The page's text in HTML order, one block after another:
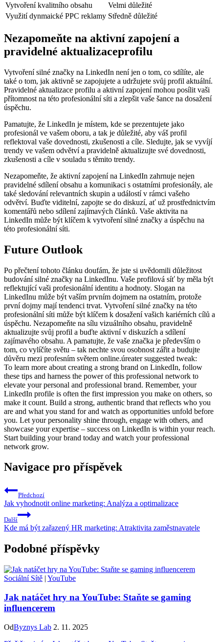
Vytvoření kvalitního obsahu
Velmi důležité
Využití dynmaické PPC reklamy Středně důležité
Nezapomeňte na aktivní zapojení a
pravidelné aktualizaceprofilu
Vytvoření silné značky na LinkedIn není jen o tom, co sdílíte, ale
také o tom, jak aktivně se zapojujete a udržujete svůj profil aktuální.
Pravidelné aktualizace profilu a aktivní zapojení mohou posílit vaši
přítomnost na této profesionální síti a zlepšit vaše šance na dosažení
úspěchu.
Pamatujte, že LinkedIn je místem, kde se prezentujete jako
profesionál ve vašem oboru, a tak je důležité, aby váš profil
reflektoval vaše dovednosti, zkušenosti a cíle. Sledujte, jak se vyvíjí
trendy ve vašem odvětví a pravidelně aktualizujte své dovednosti,
zkušenosti a cíle v souladu s těmito trendy.
Nezapomeňte, že aktivní zapojení na LinkedIn zahrnuje nejen
pravidelné sdílení obsahu a komunikaci s ostatními profesionály, ale
také sledování relevantních skupin a událostí v rámci vašeho
odvětví. Buďte viditelní, zapojte se do diskuzí, ať už prostřednictvím
komentářů nebo sdílení zajímavých článků. Vaše aktivita na
LinkedIn může být klíčem k vytvoření silné značky a úspěchu na
této profesionální síti.
Future Outlook
Po přečtení tohoto článku doufám, že jste si uvědomili důležitost
budování silné značky na LinkedInu. Vaše profilová síť by měla být
reflektující vaši profesionální identitu a hodnoty. Slogan na
LinkedInu může být vaším prvním dojmem na ostatním, protože
první dojmy mají tendenci trvat. Vytvoření silné značky na této
profesionální síti může být klíčem k dosažení vašich kariérních cílů a
úspěchu. Nezapomeňte na sílu vizuálního obsahu, pravidelně
aktualizujte svůj profil a buďte aktivní v diskuzích a sdílení
zajímavého obsahu. A pamatujte, že vaše značka je především o
tom, co vylíčíte světu – tak nechte svou osobnost zářit a budujte
důvěru mezi profesním světem online.úreater suggested tweak:
To learn more about creating a strong brand on LinkedIn, follow
these tips and harness the power of this professional network to
elevate your personal and professional brand. Remember, your
LinkedIn profile is often the first impression you make on others, so
make it count. Build a strong, authentic brand that reflects who you
are and what you stand for and watch as opportunities unfold before
you. Let your personality shine through, engage with others, and
showcase your expertise – success on LinkedIn is within your reach.
Start building your brand today and watch your professional
network grow.
Navigace pro příspěvek
Předchozí
Jak vyhodnotit online marketing: Analýza a optimalizace
Další
Kde má být zařazený HR marketing: Atraktivita zaměstnavatele
Podobné příspěvky
Sociální Sítě | YouTube
Jak natáčet hry na YouTube: Staňte se gaming
influencerem
OdByznys Lab 2. 11. 2025